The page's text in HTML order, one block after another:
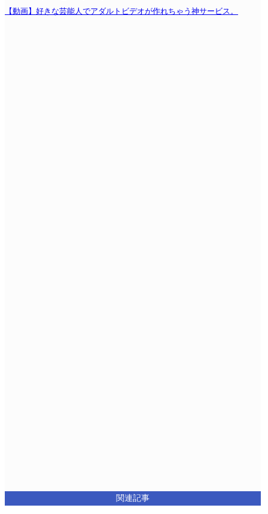
【動画】好きな芸能人でアダルトビデオが作れちゃう神サービス。
関連記事